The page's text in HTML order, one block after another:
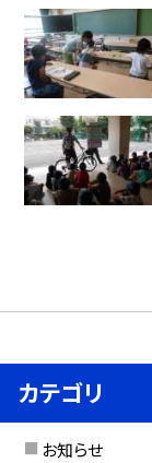
カテゴリ
お知らせ